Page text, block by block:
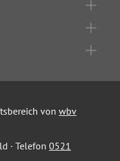
von wbv
· Telefon 0521